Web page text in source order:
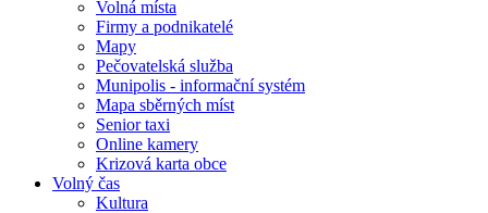
Volná místa
Firmy a podnikatelé
Mapy
Pečovatelská služba
Munipolis - informační systém
Mapa sběrných míst
Senior taxi
Online kamery
Krizová karta obce
Volný čas
Kultura